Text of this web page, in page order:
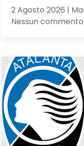
2 Agosto 2026 |
Nessun commento